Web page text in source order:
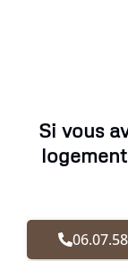
Si vous